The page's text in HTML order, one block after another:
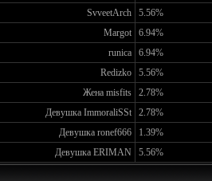
SvveetArch
5.56%
Margot
6.94%
runica
6.94%
Redizko
5.56%
Жена misfits
2.78%
Девушка ImmoraliSSt
2.78%
Девушка ronef666
1.39%
Девушка ERIMAN
5.56%